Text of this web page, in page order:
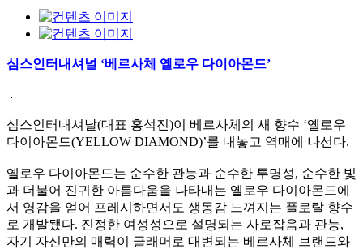
심스인터내셔널 ‘베르사체 옐로우 다이아몬드’
심스인터내셔날(대표 홍석진)이 베르사체의 새 향수 ‘옐로우
다이아몬드(YELLOW DIAMOND)’를 내놓고 역매에 나선다.
옐로우 다이아몬드는 순수한 관능과 순수한 투명성, 순수한 빛
과 더불어 진귀한 아름다움을 나타내는 옐로우 다이아몬드에
서 영감을 얻어 프레시하면서도 생동감 느껴지는 플로랄 향수
로 개발됐다. 진정한 여성성으로 설명되는 사로잡음과 관능,
자기 자신만의 매력이 글래머로 대변되는 베르사체 브랜드와